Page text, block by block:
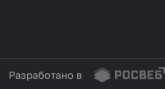
Разработано в